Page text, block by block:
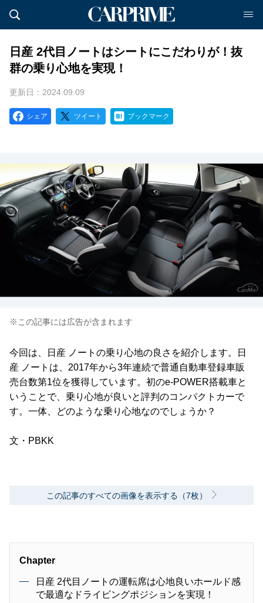
日産 2代目ノートはシートにこだわりが！抜
群の乗り心地を実現！
更新日：2024.09.09
シェア ツイート ブックマーク
※この記事には広告が含まれます
今回は、日産 ノートの乗り心地の良さを紹介します。日
産 ノートは、2017年から3年連続で普通自動車登録車販
売台数第1位を獲得しています。初のe-POWER搭載車と
いうことで、乗り心地が良いと評判のコンパクトカーで
す。一体、どのような乗り心地なのでしょうか？
文・PBKK
この記事のすべての画像を表示する（7枚）
Chapter
日産 2代目ノートの運転席は心地良いホールド感
で最適なドライビングポジションを実現！